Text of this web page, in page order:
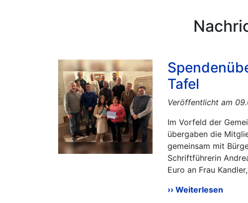
Tafel
Veröffentlicht am
Im Vorfeld der
übergaben die
gemeinsam mit
Schriftführerin
Euro an Frau
Weiterlesen